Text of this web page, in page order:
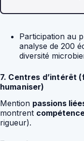
Participation au
analyse de 200
diversité
7. Centres d’intérêt
humaniser)
Mention passions
montrent
rigueur).